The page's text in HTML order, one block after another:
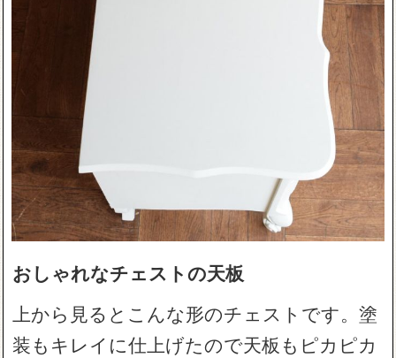
おしゃれなチェストの天板
上から見るとこんな形のチェストです。塗
装もキレイに仕上げたので天板もピカピカ